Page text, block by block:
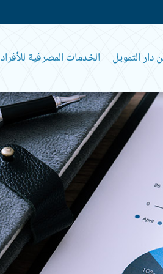
دار التمويل الخدمات المصرفية للأفراد